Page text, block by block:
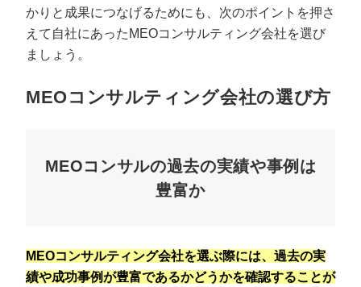
かりと成果につなげるためにも、次のポイントを押さ
えて自社にあったMEOコンサルティング会社を選び
ましょう。
MEOコンサルティング会社の選び方
MEOコンサルの過去の実績や事例は
豊富か
MEOコンサルティング会社を選ぶ際には、過去の実
績や成功事例が豊富であるかどうかを確認することが